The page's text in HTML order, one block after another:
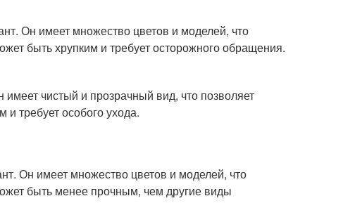
Он имеет множество цветов и моделей, что
быть хрупким и требует осторожного обращения.
чистый и прозрачный вид, что позволяет
требует особого ухода.
Он имеет множество цветов и моделей, что
быть менее прочным, чем другие виды